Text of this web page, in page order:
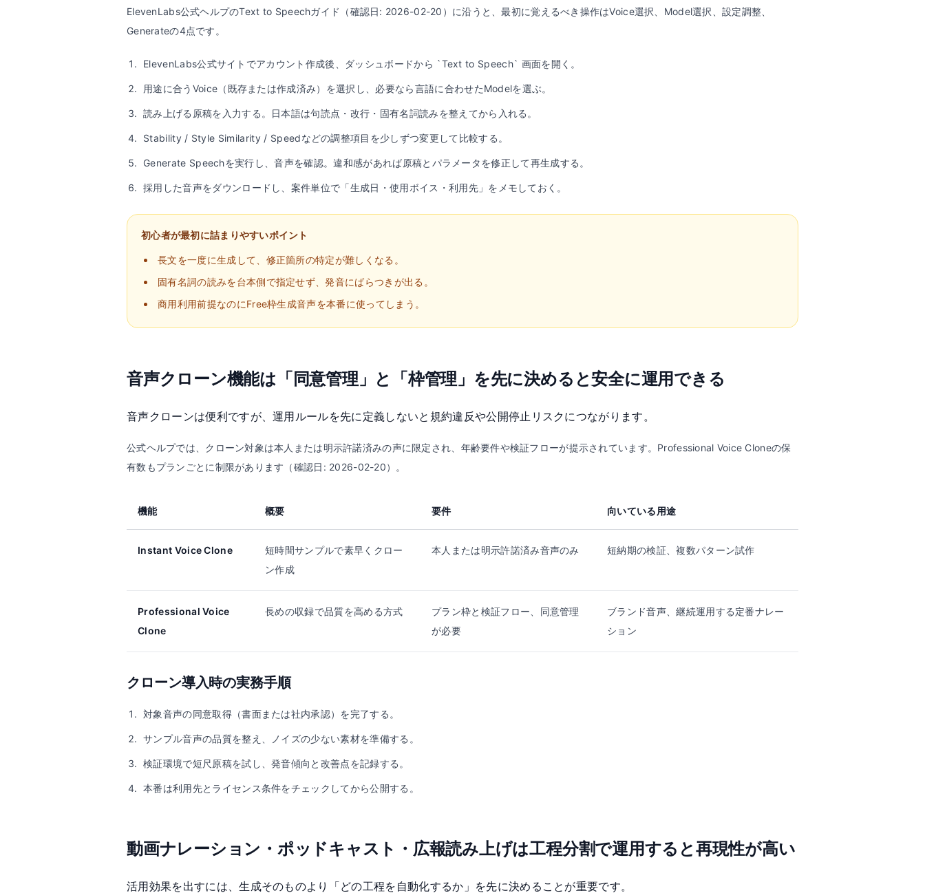
ElevenLabs公式ヘルプのText to Speechガイド（確認日: 2026-02-20）に沿うと、最初に覚えるべき操作はVoice選択、Model選択、設定調整、
Generateの4点です。
ElevenLabs公式サイトでアカウント作成後、ダッシュボードから `Text to Speech` 画面を開く。
用途に合うVoice（既存または作成済み）を選択し、必要なら言語に合わせたModelを選ぶ。
読み上げる原稿を入力する。日本語は句読点・改行・固有名詞読みを整えてから入れる。
Stability / Style Similarity / Speedなどの調整項目を少しずつ変更して比較する。
Generate Speechを実行し、音声を確認。違和感があれば原稿とパラメータを修正して再生成する。
採用した音声をダウンロードし、案件単位で「生成日・使用ボイス・利用先」をメモしておく。
初心者が最初に詰まりやすいポイント
長文を一度に生成して、修正箇所の特定が難しくなる。
固有名詞の読みを台本側で指定せず、発音にばらつきが出る。
商用利用前提なのにFree枠生成音声を本番に使ってしまう。
音声クローン機能は「同意管理」と「枠管理」を先に決めると安全に運用できる
音声クローンは便利ですが、運用ルールを先に定義しないと規約違反や公開停止リスクにつながります。
公式ヘルプでは、クローン対象は本人または明示許諾済みの声に限定され、年齢要件や検証フローが提示されています。Professional Voice Cloneの保
有数もプランごとに制限があります（確認日: 2026-02-20）。
機能 概要 要件 向いている用途
Instant Voice Clone
短時間サンプルで素早くクロー
ン作成
本人または明示許諾済み音声のみ 短納期の検証、複数パターン試作
Professional Voice
Clone
長めの収録で品質を高める方式
プラン枠と検証フロー、同意管理
が必要
ブランド音声、継続運用する定番ナレー
ション
クローン導入時の実務手順
対象音声の同意取得（書面または社内承認）を完了する。
サンプル音声の品質を整え、ノイズの少ない素材を準備する。
検証環境で短尺原稿を試し、発音傾向と改善点を記録する。
本番は利用先とライセンス条件をチェックしてから公開する。
動画ナレーション・ポッドキャスト・広報読み上げは工程分割で運用すると再現性が高い
活用効果を出すには、生成そのものより「どの工程を自動化するか」を先に決めることが重要です。